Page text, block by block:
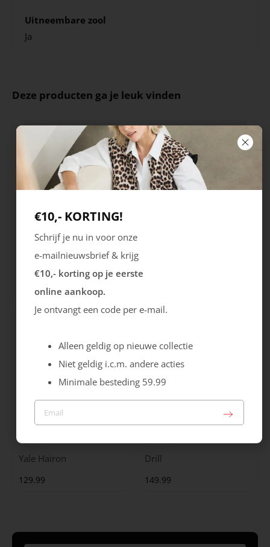
Uitneembare zool
Ja
Deze producten ga je leuk vinden
Cristallino
99.99
Yale Hairon
129.99
Drill
149.99
€10,- KORTING!
Schrijf je nu in voor onze
e-mailnieuwsbrief & krijg
€10,- korting op je eerste
online aankoop.
Je ontvangt een code per e-mail.
Alleen geldig op nieuwe collectie
Niet geldig i.c.m. andere acties
Minimale besteding 59.99